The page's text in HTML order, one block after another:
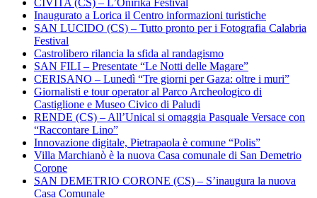
CIVITA (CS) – L’Onirika Festival
Inaugurato a Lorica il Centro informazioni turistiche
SAN LUCIDO (CS) – Tutto pronto per i Fotografia Calabria
Festival
Castrolibero rilancia la sfida al randagismo
SAN FILI – Presentate “Le Notti delle Magare”
CERISANO – Lunedì “Tre giorni per Gaza: oltre i muri”
Giornalisti e tour operator al Parco Archeologico di
Castiglione e Museo Civico di Paludi
RENDE (CS) – All’Unical si omaggia Pasquale Versace con
“Raccontare Lino”
Innovazione digitale, Pietrapaola è comune “Polis”
Villa Marchianò è la nuova Casa comunale di San Demetrio
Corone
SAN DEMETRIO CORONE (CS) – S’inaugura la nuova
Casa Comunale